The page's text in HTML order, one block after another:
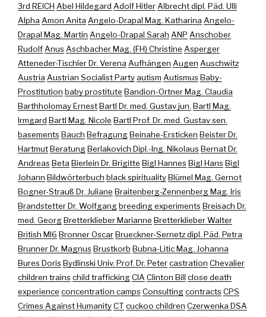
3rd REICH Abel Hildegard Adolf Hitler Albrecht dipl. Päd. Ulli
Alpha Amon Anita Angelo-Drapal Mag. Katharina Angelo-
Drapal Mag. Martin Angelo-Drapal Sarah ANP Anschober
Rudolf Anus Aschbacher Mag. (FH) Christine Asperger
Atteneder-Tischler Dr. Verena Aufhängen Augen Auschwitz
Austria Austrian Socialist Party autism AutismusBaby-
Prostitution baby prostitute Bandion-Ortner Mag. Claudia
Barthholomay ErnestBartl Dr. med. Gustav jun. Bartl Mag.
Irmgard Bartl Mag. Nicole Bartl Prof. Dr. med. Gustav sen.
basementsBauch BefragungBeinahe-Ersticken Beister Dr.
HartmutBeratungBerlakovich Dipl.-Ing. NikolausBernat Dr.
AndreasBeta Bierlein Dr. Brigitte Bigl HannesBigl HansBigl
Johann Bildwörterbuch black spiritualityBlümel Mag. Gernot
Bogner-Strauß Dr. Juliane Braitenberg-Zennenberg Mag. Iris
Brandstetter Dr. Wolfgangbreeding experimentsBreisach Dr.
med. GeorgBretterklieber Marianne Bretterklieber Walter
British MI6 Bronner OscarBrueckner-Sernetz dipl. Päd. Petra
Brunner Dr. MagnusBrustkorb Bubna-Litic Mag. Johanna
Bures DorisBydlinski Univ. Prof. Dr. Petercastration Chevalier
children trainschild traffickingCIA Clinton Bill close death
experience concentration campsConsultingcontractsCPS
Crimes Against HumanityCT cuckoo children Czerwenka DSA